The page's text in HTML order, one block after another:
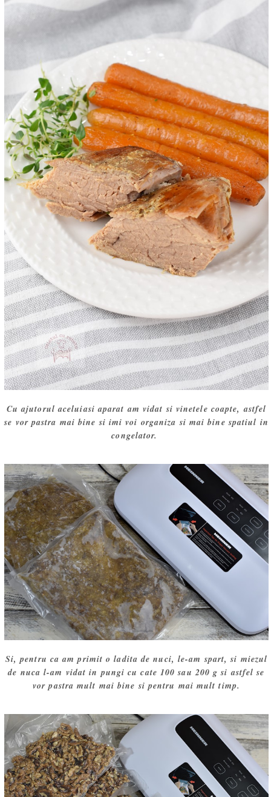
Cu ajutorul aceluiasi aparat am vidat si vinetele coapte, astfel
se vor pastra mai bine si imi voi organiza si mai bine spatiul in
congelator.
Si, pentru ca am primit o ladita de nuci, le-am spart, si miezul
de nuca l-am vidat in pungi cu cate 100 sau 200 g si astfel se
vor pastra mult mai bine si pentru mai mult timp.